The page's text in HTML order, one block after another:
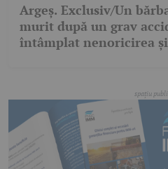
Argeș. Exclusiv/Un
murit după un grav
întâmplat nenoricirea